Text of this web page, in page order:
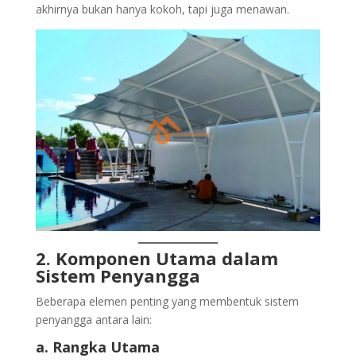
akhirnya bukan hanya kokoh, tapi juga menawan.
2. Komponen Utama dalam
Sistem Penyangga
Beberapa elemen penting yang membentuk sistem
penyangga antara lain:
a. Rangka Utama